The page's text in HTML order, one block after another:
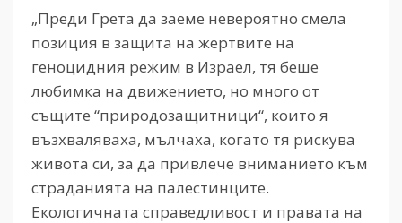
„Преди Грета да заеме невероятно смела
позиция в защита на жертвите на
геноцидния режим в Израел, тя беше
любимка на движението, но много от
същите “природозащитници“, които я
възхваляваха, мълчаха, когато тя рискува
живота си, за да привлече вниманието към
страданията на палестинците.
Екологичната справедливост и правата на